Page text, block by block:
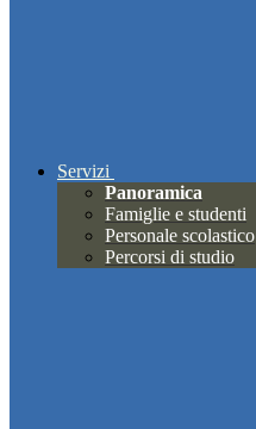
Servizi
Panoramica
Famiglie e studenti
Personale scolastico
Percorsi di studio